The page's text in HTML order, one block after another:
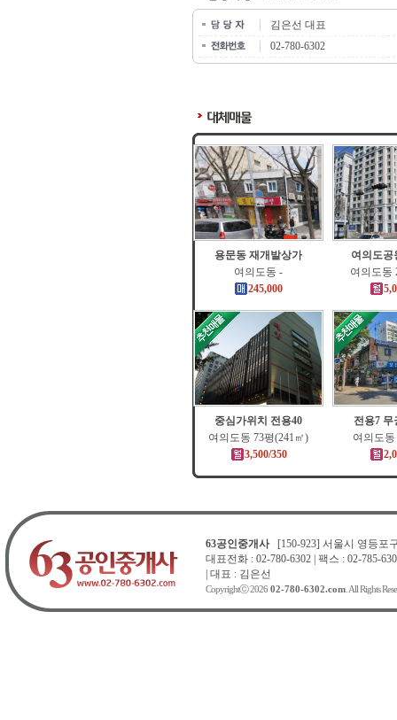
김은선 대표
02-780-6302
용문동 재개발상가
여의도동 -
245,000
여의도공
여의도동
중심가위치 전용40
여의도동 73평(241㎡)
3,500/350
전용7 무
여의도
63공인중개사[150-923] 서울시 영등포
대표전화 : 02-780-6302 | 팩스 : 02-785-
| 대표 : 김은선
Copyrightⓒ 2026 02-780-6302.com. All Rights